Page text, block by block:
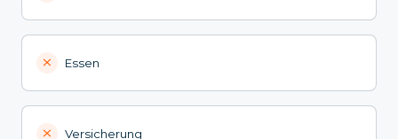
Essen
Versicherung